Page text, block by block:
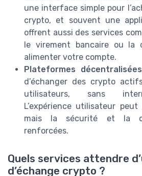
une interface simple pour
crypto, et souvent une
offrent aussi des services
le virement bancaire ou la
alimenter votre compte.
Plateformes décentralisées
d’échanger des crypto
utilisateurs, sans
L’expérience utilisateur
mais la sécurité et la
renforcées.
Quels services attendre
d’échange crypto ?